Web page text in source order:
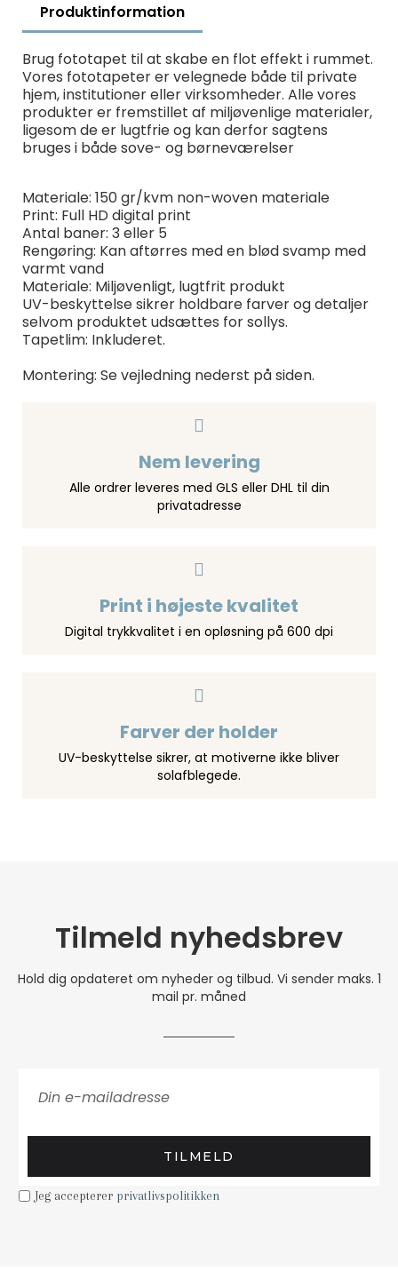
Produktinformation
Brug fototapet til at skabe en flot effekt i rummet.
Vores fototapeter er velegnede både til private
hjem, institutioner eller virksomheder. Alle vores
produkter er fremstillet af miljøvenlige materialer,
ligesom de er lugtfrie og kan derfor sagtens
bruges i både sove- og børneværelser
Materiale: 150 gr/kvm non-woven materiale
Print: Full HD digital print
Antal baner: 3 eller 5
Rengøring: Kan aftørres med en blød svamp med
varmt vand
Materiale: Miljøvenligt, lugtfrit produkt
UV-beskyttelse sikrer holdbare farver og detaljer
selvom produktet udsættes for sollys.
Tapetlim: Inkluderet.
Montering: Se vejledning nederst på siden.
Nem levering
Alle ordrer leveres med GLS eller DHL til din
privatadresse
Print i højeste kvalitet
Digital trykkvalitet i en opløsning på 600 dpi
Farver der holder
UV-beskyttelse sikrer, at motiverne ikke bliver
solafblegede.
Tilmeld nyhedsbrev
Hold dig opdateret om nyheder og tilbud. Vi sender maks. 1
mail pr. måned
TILMELD
Jeg accepterer privatlivspolitikken